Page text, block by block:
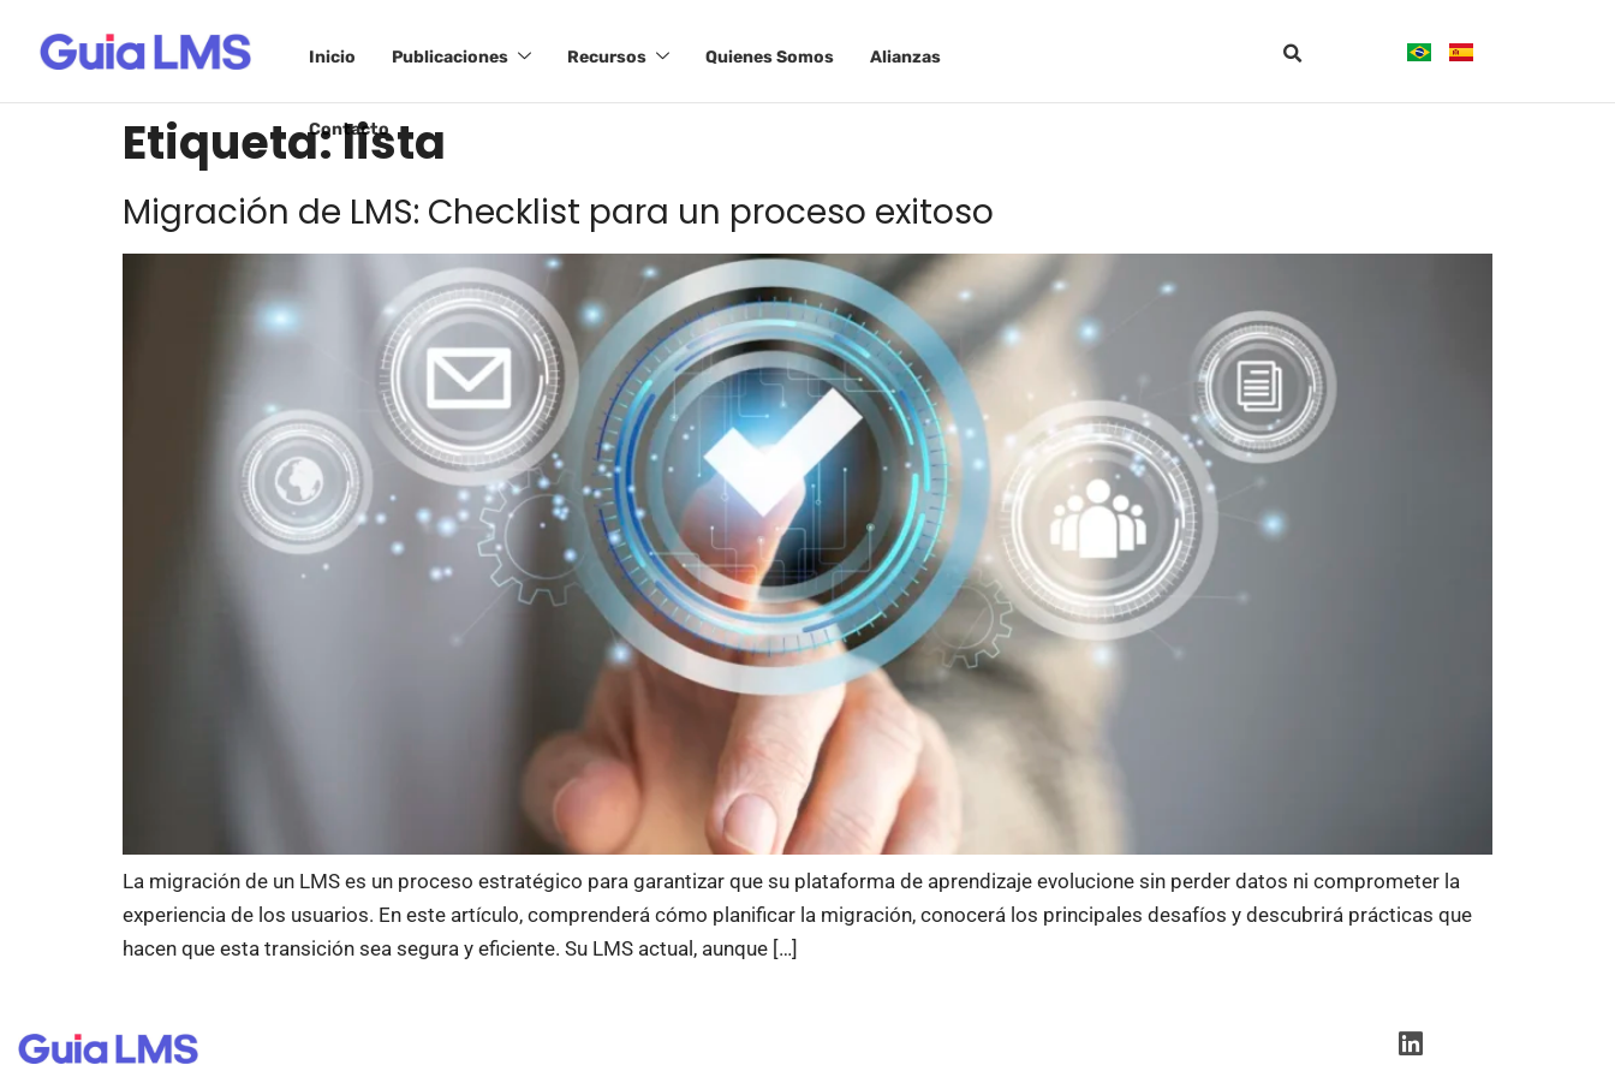
Inicio Publicaciones Recursos Quienes Somos Alianzas
Contacto
Etiqueta:lista
Migración de LMS: Checklist para un proceso exitoso
La migración de un LMS es un proceso estratégico para garantizar que su plataforma de aprendizaje evolucione sin perder datos ni comprometer la
experiencia de los usuarios. En este artículo, comprenderá cómo planificar la migración, conocerá los principales desafíos y descubrirá prácticas que
hacen que esta transición sea segura y eficiente. Su LMS actual, aunque […]